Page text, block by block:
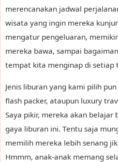
merencanakan jadwal
wisata yang ingin mereka
mengatur pengeluaran,
mereka bawa, sampai
tempat kita menginap di setiap
Jenis liburan yang kami pilih
flash packer, ataupun luxury
Saya pikir, mereka akan belajar
gaya liburan ini. Tentu saja
memilih mereka lebih senang
Hmmm, anak-anak memang